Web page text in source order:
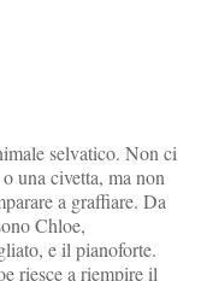
selvatico. Non ci
una civetta, ma non
a graffiare. Da
Chloe,
e il pianoforte.
riesce a riempire il